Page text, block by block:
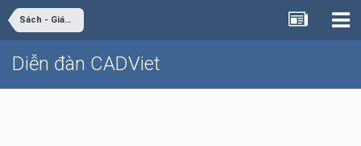
Sách - Giáo trình - Tài liệu
Diễn đàn CADViet